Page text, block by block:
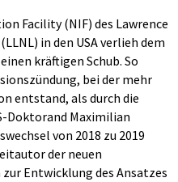
Facility (NIF) des Lawrence
in den USA verlieh dem
kräftigen Schub. So
bei der mehr
entstand, als durch die
Doktorand Maximilian
von 2018 zu 2019
der neuen
Entwicklung des Ansatzes